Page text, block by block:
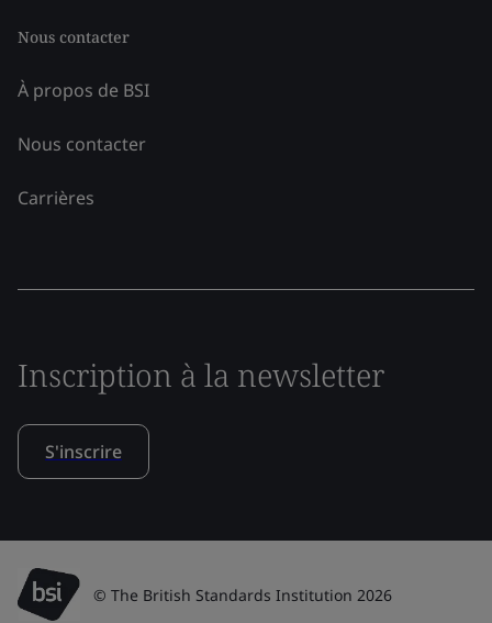
Nous contacter
À propos de BSI
Nous contacter
Carrières
Inscription à la newsletter
S'inscrire
© The British Standards Institution 2026